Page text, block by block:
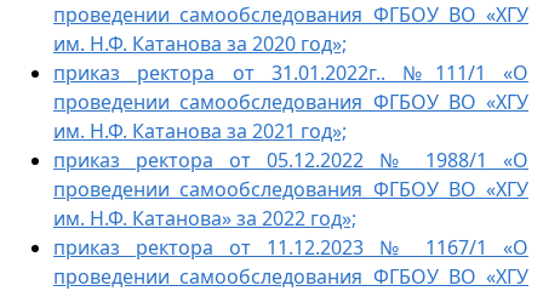
проведении самообследования ФГБОУ ВО «ХГУ
им. Н.Ф. Катанова за 2020 год»;
приказ ректора от 31.01.2022г.. №111/1 «О
проведении самообследования ФГБОУ ВО «ХГУ
им. Н.Ф. Катанова за 2021 год»;
приказ ректора от 05.12.2022 № 1988/1 «О
проведении самообследования ФГБОУ ВО «ХГУ
им. Н.Ф. Катанова» за 2022 год»;
приказ ректора от 11.12.2023 № 1167/1 «О
проведении самообследования ФГБОУ ВО «ХГУ